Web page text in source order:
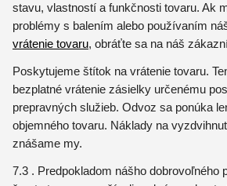
stavu, vlastností a funkčnosti tovaru. Ak
problémy s balením alebo používaním
vrátenie tovaru, obráťte sa na náš
Poskytujeme štítok na vrátenie tovaru.
bezplatné vrátenie zásielky určenému
prepravných služieb. Odvoz sa ponúka
objemného tovaru. Náklady na
znášame my.
7.3 . Predpokladom nášho dobrovoľného